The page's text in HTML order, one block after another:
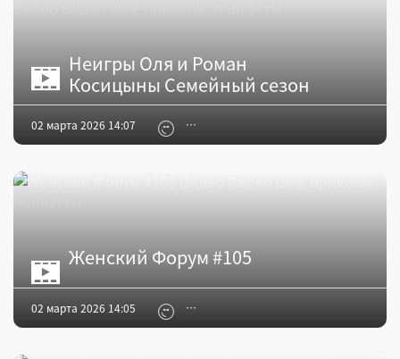
Неигры Оля и Роман
Косицыны Семейный сезон
02 марта 2026 14:07
Женский Форум #105
02 марта 2026 14:05